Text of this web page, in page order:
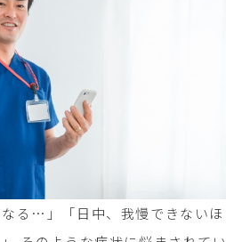
なる…」「日中、我慢できないほ